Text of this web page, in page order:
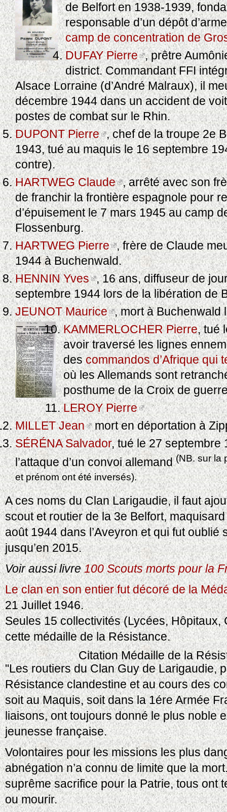
de Belfort en 1938-1939,
responsable d’un dépôt
camp de concentration de
DUFAY Pierre , prêtre
district. Commandant FFI
Alsace Lorraine (d’André Malraux), il
décembre 1944 dans un accident de
postes de combat sur le Rhin.
DUPONT Pierre
, chef de la troupe 2e
1943, tué au maquis le 16 septembre
contre).
HARTWEG Claude , arrêté avec son
de franchir la frontière espagnole pour
d’épuisement le 7 mars 1945 au camp
Flossenburg.
HARTWEG Pierre , frère de Claude
1944 à Buchenwald.
HENNIN Yves , 16 ans, diffuseur de
septembre 1944 lors de la libération de
JEUNOT Maurice , mort à Buchenwald
KAMMERLOCHER Pierre, tué
avoir traversé les lignes
descommandos d’Afrique qui
où les Allemands sont
posthume de la Croix de
LEROY Pierre
MILLET Jean
mort en déportation à
SÉRÉNA Salvador, tué le 27 septembre
l’attaque d’un convoi allemand(NB. sur la
et prénom ont été inversés).
A ces noms du Clan Larigaudie, il faut
scout et routier de la 3e Belfort,
août 1944 dans l’Aveyron et qui fut oublié
jusqu’en 2015.
Voir aussi livre100 Scouts morts pour la
Le clan en son entier fut décoré de la
21 Juillet 1946.
Seules 15 collectivités (Lycées, Hôpitaux,
cette médaille de la Résistance.
Citation Médaille de la
"Les routiers du Clan Guy de Larigaudie,
Résistance clandestine et au cours des
soit au Maquis, soit dans la 1ére Armée
liaisons, ont toujours donné le plus noble
jeunesse française.
Volontaires pour les missions les plus
abnégation n’a connu de limite que la
suprême sacrifice pour la Patrie, tous ont
ou mourir.